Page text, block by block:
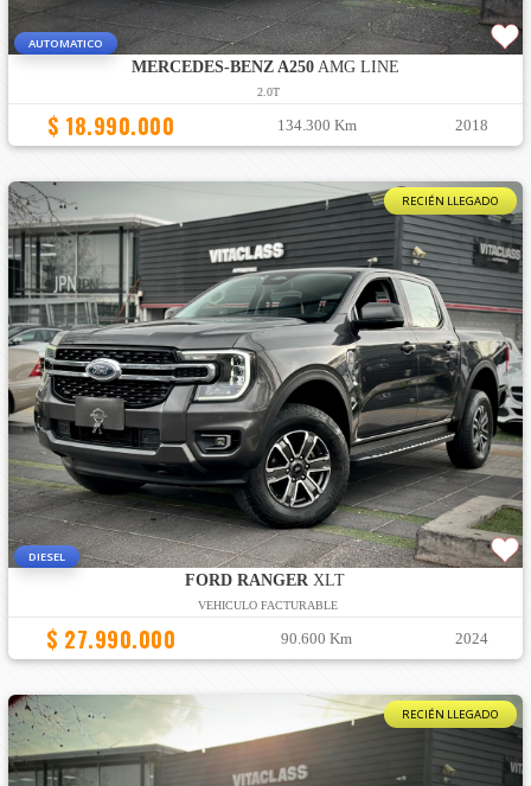
AUTOMATICO
MERCEDES-BENZ A250AMG LINE
2.0T
$ 18.990.000 134.300 Km 2018
RECIÉN LLEGADO
DIESEL
FORD RANGER XLT
VEHICULO FACTURABLE
$ 27.990.000 90.600 Km 2024
RECIÉN LLEGADO